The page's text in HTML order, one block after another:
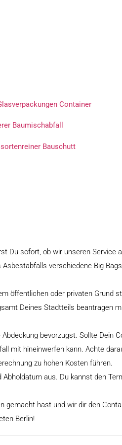
Container
Baumischabfall
Bauschutt
Du sofort, ob wir unseren Service
verschiedene Big
öffentlichen oder privaten Grund
Deines Stadtteils beantragen
bevorzugst. Sollte Dein
mit hineinwerfen kann. Achte
zu hohen Kosten führen.
aus. Du kannst den
gemacht hast und wir dir den
Berlin!